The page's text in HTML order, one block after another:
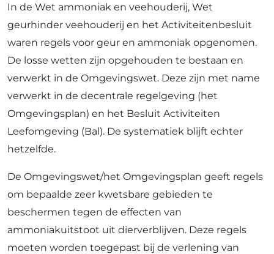
In de Wet ammoniak en veehouderij, Wet
geurhinder veehouderij en het Activiteitenbesluit
waren regels voor geur en ammoniak opgenomen.
De losse wetten zijn opgehouden te bestaan en
verwerkt in de Omgevingswet. Deze zijn met name
verwerkt in de decentrale regelgeving (het
Omgevingsplan) en het Besluit Activiteiten
Leefomgeving (Bal). De systematiek blijft echter
hetzelfde.
De Omgevingswet/het Omgevingsplan geeft regels
om bepaalde zeer kwetsbare gebieden te
beschermen tegen de effecten van
ammoniakuitstoot uit dierverblijven. Deze regels
moeten worden toegepast bij de verlening van